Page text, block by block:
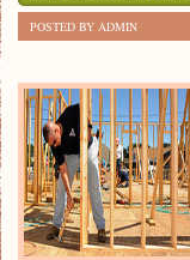
ZOSTAŁA WYŁĄCZONA
POSTED BY ADMIN